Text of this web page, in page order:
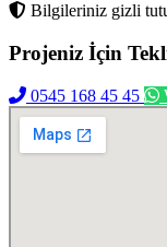
Bilgileriniz gizli
Projeniz İçin
0545 168 45 45